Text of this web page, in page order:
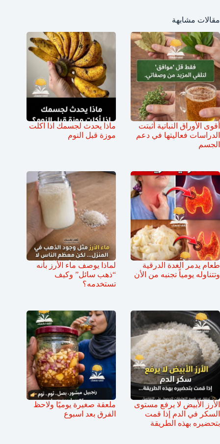
مقالات مشابهة
أقوى الأوراق النباتية أثبتت
الدراسات فعاليتها في دعم
الجسم
ماذا يحدث لجسمك اذا اكلت
موزة قبل النوم
طعام يدمر الغدة الدرقية
وتتناوله يومياً تجنبه من الأن
لماذا يوصف ماء الأرز بأنه
“ذهب سائل” وكيف
تستخدمه؟
الأرز الأبيض لا يرفع مستوى
السكر في الدم إذا قمت
بتحضيره بهذه الطريقة
ملعقة صغيرة يوميًا ولاحظ
الفرق بعد اسبوع